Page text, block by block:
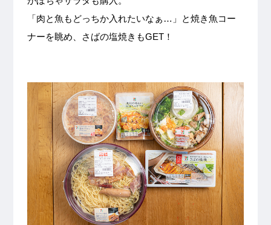
「肉と魚もどっちか入れたいなぁ…」と焼き魚コー
ナーを眺め、さばの塩焼きもGET！